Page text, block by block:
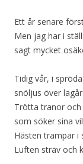
Ett år senare
Men jag har i
sagt mycket
Tidig vår, i
snöljus över
Trötta tranor
som söker sina
Hästen trampar i
Luften sträv och